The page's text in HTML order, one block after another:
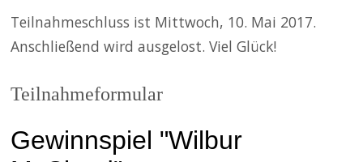
Teilnahmeschluss ist Mittwoch, 10. Mai 2017.
Anschließend wird ausgelost. Viel Glück!
Teilnahmeformular